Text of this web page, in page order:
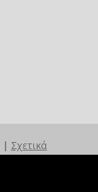
| Σχετικά